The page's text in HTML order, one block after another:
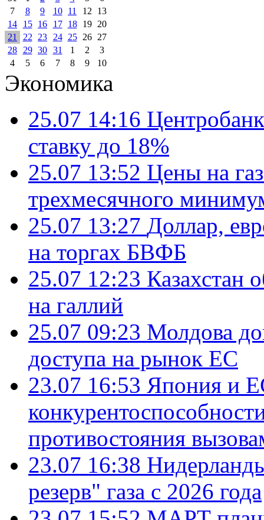
7
8 9 10 11 12
13
14
15 16 17 18 19
20
21
22 23 24 25 26
27
28
29 30 31 1 2
3
4
5 6 7 8 9 10
Экономика
25.07 14:16
ставку до 18%
25.07 13:52 Цены на
трехмесячного
25.07 13:27 Доллар,
на торгах БВФБ
25.07 12:23 Казахстан
на галлий
25.07 09:23 Молдова
доступа на рынок ЕС
23.07 16:53 Япония и
противостояния
23.07 16:38
резерв" газа с 2026 года